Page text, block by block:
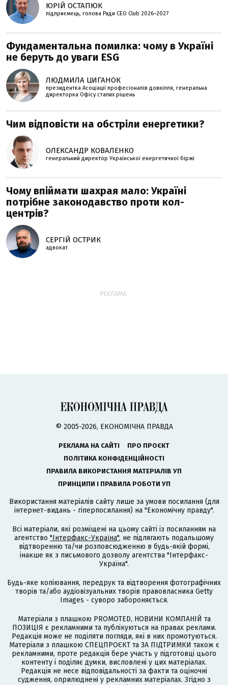
ЮРІЙ ОСТАПЮК
підприємець, голова Ради CEO Club 2026–2027
Фундаментальна помилка: чому в Україні
не беруть до уваги ESG
ЛЮДМИЛА ЦИГАНОК
президентка Асоціації професіоналів довкілля, генеральна
директорка Офісу сталих рішень
Чим відповісти на обстріли енергетики?
ОЛЕКСАНДР КОВАЛЕНКО
генеральний директор Української енергетичної біржі
Чому впіймати шахрая мало: Україні
потрібне законодавство проти кол-
центрів?
СЕРГІЙ ОСТРИК
адвокат
РЕКЛАМА:
© 2005-2026, ЕКОНОМІЧНА ПРАВДА
РЕКЛАМА НА САЙТІ
ПРО ПРОЄКТ
ПОЛІТИКА КОНФІДЕНЦІЙНОСТІ
ПРАВИЛА ВИКОРИСТАННЯ МАТЕРІАЛІВ УП
ПРИНЦИПИ І ПРАВИЛА РОБОТИ УП
Використання матеріалів сайту лише за умови посилання (для
інтернет-видань - гіперпосилання) на "Економічну правду".
Всі матеріали, які розміщені на цьому сайті із посиланням на
агентство "Інтерфакс-Україна", не підлягають подальшому
відтворенню та/чи розповсюдженню в будь-якій формі,
інакше як з письмового дозволу агентства "Інтерфакс-
Україна".
Будь-яке копіювання, передрук та відтворення фотографічних
творів та/або аудіовізуальних творів правовласника Getty
Images - суворо забороняється.
Матеріали з плашкою PROMOTED, НОВИНИ КОМПАНІЙ та
ПОЗИЦІЯ є рекламними та публікуються на правах реклами.
Редакція може не поділяти погляди, які в них промотуються.
Матеріали з плашкою СПЕЦПРОЄКТ та ЗА ПІДТРИМКИ також є
рекламними, проте редакція бере участь у підготовці цього
контенту і поділяє думки, висловлені у цих матеріалах.
Редакція не несе відповідальності за факти та оціночні
судження, оприлюднені у рекламних матеріалах. Згідно з